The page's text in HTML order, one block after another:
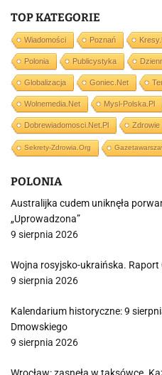
TOP KATEGORIE
Wiadomości Poznań
Polonia Publicystyka
Globalizacja Goniec.net
Wolnemedia.net Mysl-Polska.pl
Dobrewiadomosci.net.pl Zdrowie
Sekrety-Zdrowia.org
POLONIA
Australijka cudem uniknęła
„Uprowadzona”
9 sierpnia 2026
Wojna rosyjsko-ukraińska.
9 sierpnia 2026
Kalendarium historyczne: 9
Dmowskiego
9 sierpnia 2026